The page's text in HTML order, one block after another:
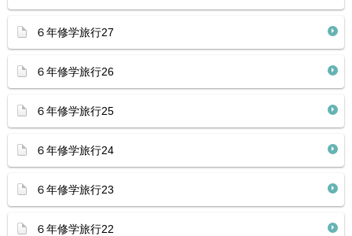
６年修学旅行27
６年修学旅行26
６年修学旅行25
６年修学旅行24
６年修学旅行23
６年修学旅行22